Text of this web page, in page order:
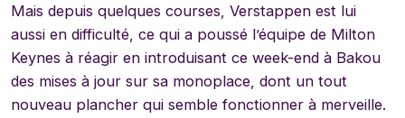
Mais depuis quelques courses, Verstappen est lui
aussi en difficulté, ce qui a poussé l’équipe de Milton
Keynes à réagir en introduisant ce week-end à Bakou
des mises à jour sur sa monoplace, dont un tout
nouveau plancher qui semble fonctionner à merveille.